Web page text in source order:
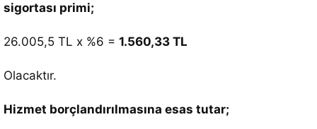
sigortası primi;
26.005,5 TL x %6 = 1.560,33 TL
Olacaktır.
Hizmet borçlandırılmasına esas tutar;